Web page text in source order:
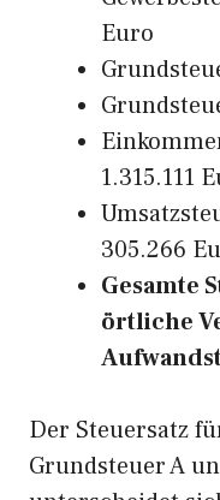
Euro
1.315.111
305.266
Gesamte
örtliche
Der Steuersatz
Grundsteuer A